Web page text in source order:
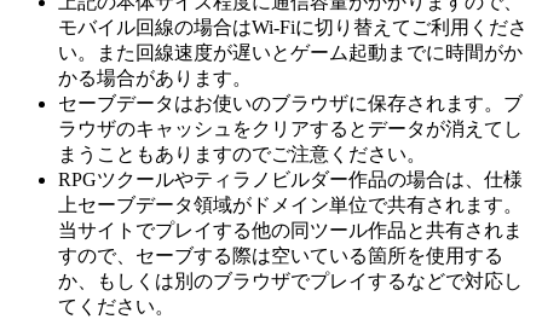
モバイル回線の場合はWi-Fiに切り替えてご利用くださ
い。また回線速度が遅いとゲーム起動までに時間がか
かる場合があります。
セーブデータはお使いのブラウザに保存されます。ブ
ラウザのキャッシュをクリアするとデータが消えてし
まうこともありますのでご注意ください。
RPGツクールやティラノビルダー作品の場合は、仕様
上セーブデータ領域がドメイン単位で共有されます。
当サイトでプレイする他の同ツール作品と共有されま
すので、セーブする際は空いている箇所を使用する
か、もしくは別のブラウザでプレイするなどで対応し
てください。